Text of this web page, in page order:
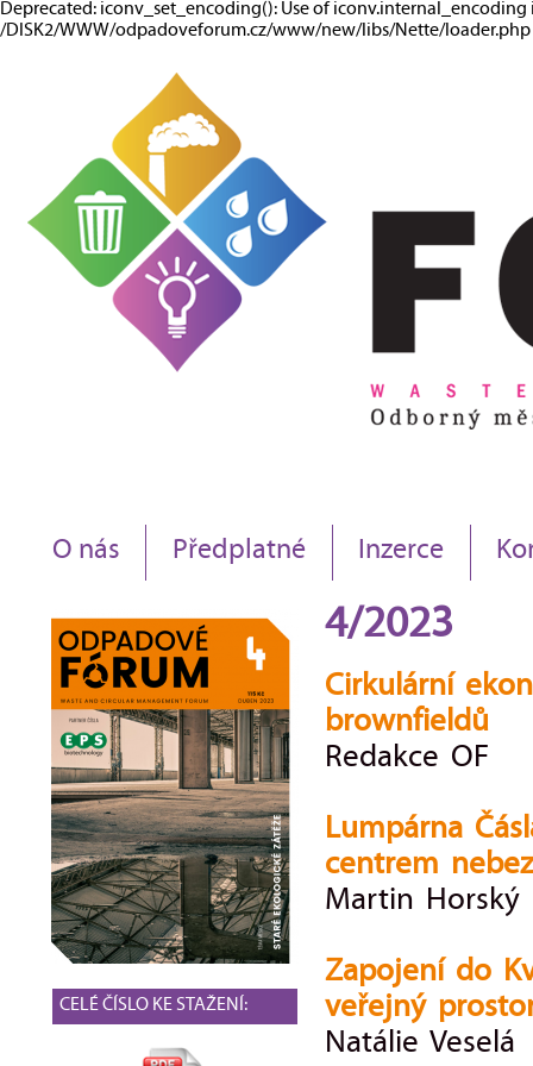
Deprecated: iconv_set_encoding(): Use of iconv.internal_encoding
/DISK2/WWW/odpadoveforum.cz/www/new/libs/Nette/loader.php
O nás Předplatné Inzerce
CELÉ ČÍSLO KE STAŽENÍ:
4/2023
Cirkulární
brownfieldů
Redakce OF
Lumpárna
centrem
Martin Horský
Zapojení do
veřejný
Natálie Veselá